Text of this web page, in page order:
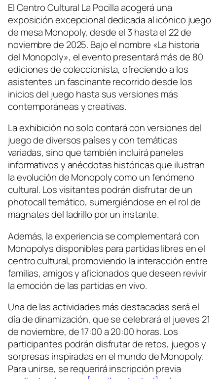
El Centro Cultural La Pocilla acogerá una
exposición excepcional dedicada al icónico juego
de mesa Monopoly, desde el 3 hasta el 22 de
noviembre de 2025. Bajo el nombre «La historia
del Monopoly», el evento presentará más de 80
ediciones de coleccionista, ofreciendo a los
asistentes un fascinante recorrido desde los
inicios del juego hasta sus versiones más
contemporáneas y creativas.
La exhibición no solo contará con versiones del
juego de diversos países y con temáticas
variadas, sino que también incluirá paneles
informativos y anécdotas históricas que ilustran
la evolución de Monopoly como un fenómeno
cultural. Los visitantes podrán disfrutar de un
photocall temático, sumergiéndose en el rol de
magnates del ladrillo por un instante.
Además, la experiencia se complementará con
Monopolys disponibles para partidas libres en el
centro cultural, promoviendo la interacción entre
familias, amigos y aficionados que deseen revivir
la emoción de las partidas en vivo.
Una de las actividades más destacadas será el
día de dinamización, que se celebrará el jueves 21
de noviembre, de 17:00 a 20:00 horas. Los
participantes podrán disfrutar de retos, juegos y
sorpresas inspiradas en el mundo de Monopoly.
Para unirse, se requerirá inscripción previa